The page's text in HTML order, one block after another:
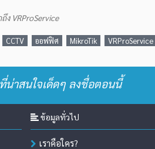
VRProService
CCTV ออฟฟิศ MikroTik VRProService
น่าสนใจเด็ดๆ ลงชื่อตอนนี้
ข้อมูลทั่วไป
เราคือใคร?